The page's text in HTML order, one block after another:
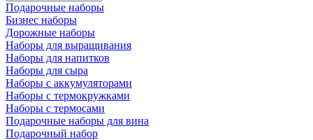
Подарочные наборы
Бизнес наборы
Дорожные наборы
Наборы для выращивания
Наборы для напитков
Наборы для сыра
Наборы с аккумуляторами
Наборы с термокружками
Наборы с термосами
Подарочные наборы для вина
Подарочный набор